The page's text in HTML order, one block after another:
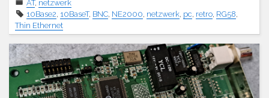
AT, netzwerk
10Base2, 10BaseT, BNC, NE2000, netzwerk, pc, retro, RG58,
Thin Ethernet